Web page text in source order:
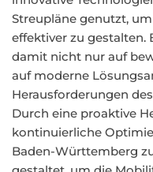
Streupläne genutzt,
effektiver zu
damit nicht nur auf
auf moderne
Herausforderungen
Durch eine proaktive
kontinuierliche
Baden-Württemberg